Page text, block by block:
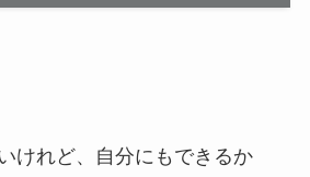
けれど、自分にもできるか